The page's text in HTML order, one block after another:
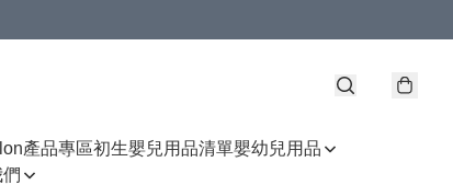
產品專區初生嬰兒用品清單嬰幼兒用品